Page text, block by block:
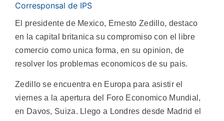
Corresponsal de IPS
El presidente de Mexico, Ernesto Zedillo, destaco
en la capital britanica su compromiso con el libre
comercio como unica forma, en su opinion, de
resolver los problemas economicos de su pais.
Zedillo se encuentra en Europa para asistir el
viernes a la apertura del Foro Economico Mundial,
en Davos, Suiza. Llego a Londres desde Madrid el